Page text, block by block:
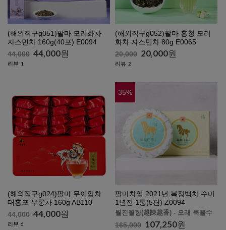
(해외직구g051)팔마 모리화차
자스민차 160g(40포) E0094
44,000 44,000원
리뷰 1
(해외직구g052)팔마 홍청 모리
화차 자스민차 80g E0065
20,000 20,000원
리뷰 2
(해외직구g024)팔마 무이암차
대홍포 우롱차 160g AB110
44,000 44,000원
리뷰 6
35%
팔마차업 2021년 복정백차 수미
1년진 1통(5편) Z0094
월진월향(越陳越香) - 오래 묵을수
록 향이 깊고 맛있어집니다.
165,000 107,250원